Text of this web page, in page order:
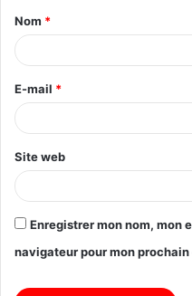
Nom *
E-mail *
Site web
Enregistrer mon nom, mon
navigateur pour mon